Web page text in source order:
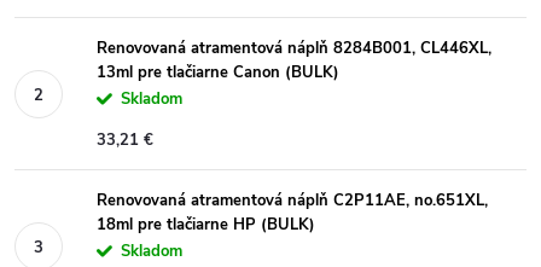
Renovovaná atramentová náplň 8284B001, CL446XL,
13ml pre tlačiarne Canon (BULK)
Skladom
33,21 €
Renovovaná atramentová náplň C2P11AE, no.651XL,
18ml pre tlačiarne HP (BULK)
Skladom